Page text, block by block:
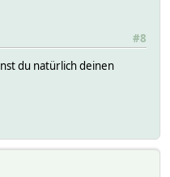
#8
du natürlich deinen